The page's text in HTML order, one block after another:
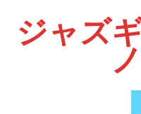
ジャズ